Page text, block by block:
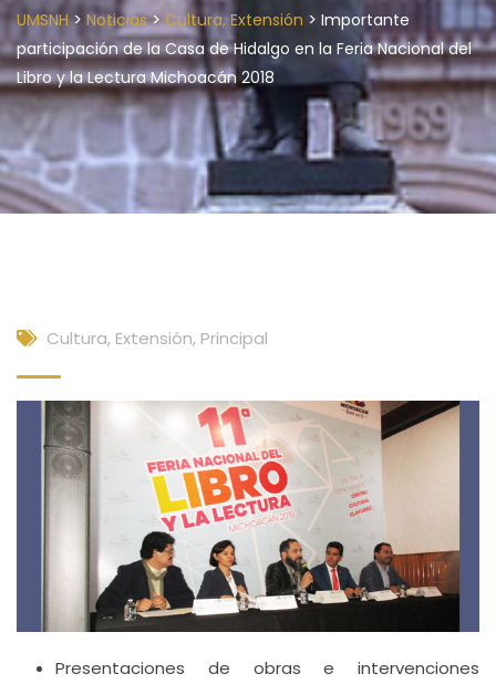
UMSNH> Noticias>Cultura, Extensión > Importante
participación de la Casa de Hidalgo en la Feria Nacional del
Libro y la Lectura Michoacán 2018
Cultura, Extensión, Principal
Presentaciones de obras e intervenciones